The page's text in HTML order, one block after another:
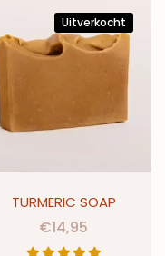
Uitverkocht
TURMERIC SOAP
€14,95